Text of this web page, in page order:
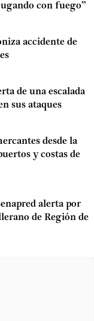
con fuego”
accidente de
de una escalada
sus ataques
desde la
y costas de
alerta por
de Región de